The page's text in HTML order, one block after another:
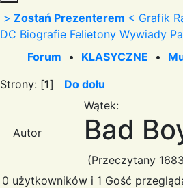
> Zostań Prezenterem < Grafik
DC Biografie Felietony Wywiady
Forum • KLASYCZNE •
Strony: [1] Do dołu
Autor
Wątek:
Bad
(Przeczytany
0 użytkowników i 1 Gość